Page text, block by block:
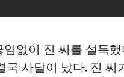
없이 진 씨를 설득
국 사달이 났다. 진